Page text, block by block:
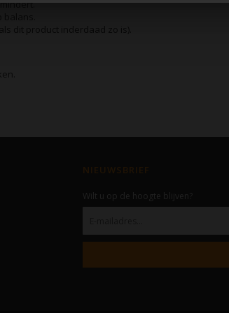
dit product inderdaad zo is).
NIEUWSBRIEF
Wilt u op de hoogte blijven?